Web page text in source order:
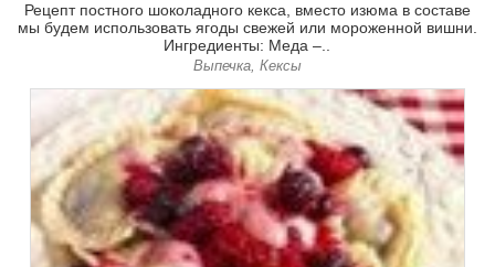
Рецепт постного шоколадного кекса, вместо изюма в составе
мы будем использовать ягоды свежей или мороженной вишни.
Ингредиенты: Меда –..
Выпечка, Кексы